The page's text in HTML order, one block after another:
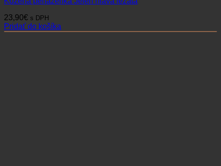
23,90€ s DPH
Pridať do košíka